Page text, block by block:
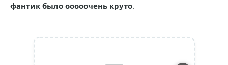
фантик было ооооочень круто.